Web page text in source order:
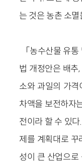
는 것은 농촌 소
「농수산물 유
법 개정안은 배추
소와 과일의 가
차액을 보전하자
전이라 할 수 있
제를 계획대로 꾸
성이 큰 산업으로